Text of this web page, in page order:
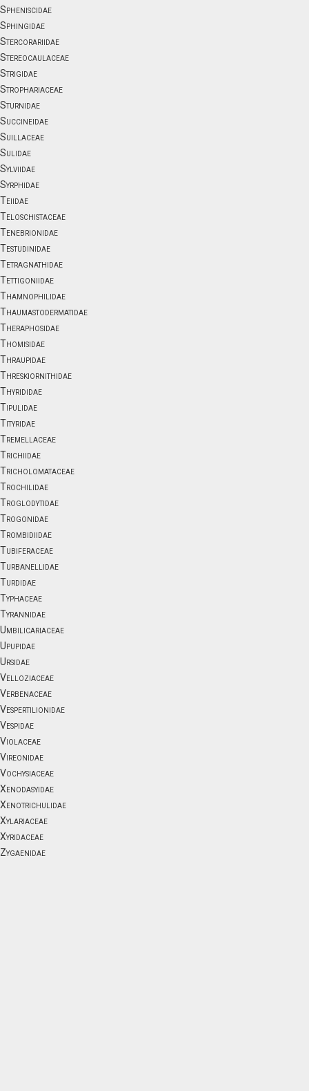
Spheniscidae
Sphingidae
Stercorariidae
Stereocaulaceae
Strigidae
Strophariaceae
Sturnidae
Succineidae
Suillaceae
Sulidae
Sylviidae
Syrphidae
Teiidae
Teloschistaceae
Tenebrionidae
Testudinidae
Tetragnathidae
Tettigoniidae
Thamnophilidae
Thaumastodermatidae
Theraphosidae
Thomisidae
Thraupidae
Threskiornithidae
Thyrididae
Tipulidae
Tityridae
Tremellaceae
Trichiidae
Tricholomataceae
Trochilidae
Troglodytidae
Trogonidae
Trombidiidae
Tubiferaceae
Turbanellidae
Turdidae
Typhaceae
Tyrannidae
Umbilicariaceae
Upupidae
Ursidae
Velloziaceae
Verbenaceae
Vespertilionidae
Vespidae
Violaceae
Vireonidae
Vochysiaceae
Xenodasyidae
Xenotrichulidae
Xylariaceae
Xyridaceae
Zygaenidae